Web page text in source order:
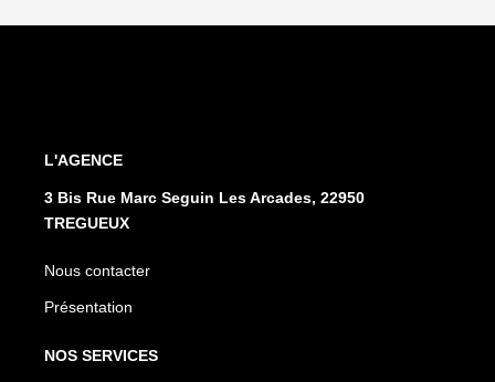
L'AGENCE
3 Bis Rue Marc Seguin Les Arcades, 22950
TREGUEUX
Nous contacter
Présentation
NOS SERVICES